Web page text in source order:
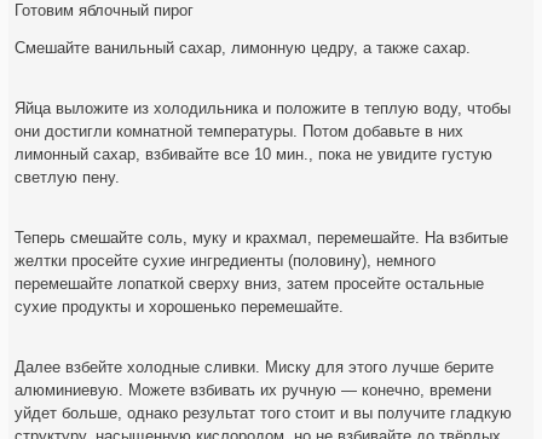
Готовим яблочный пирог
Смешайте ванильный сахар, лимонную цедру, а также сахар.
Яйца выложите из холодильника и положите в теплую воду, чтобы
они достигли комнатной температуры. Потом добавьте в них
лимонный сахар, взбивайте все 10 мин., пока не увидите густую
светлую пену.
Теперь смешайте соль, муку и крахмал, перемешайте. На взбитые
желтки просейте сухие ингредиенты (половину), немного
перемешайте лопаткой сверху вниз, затем просейте остальные
сухие продукты и хорошенько перемешайте.
Далее взбейте холодные сливки. Миску для этого лучше берите
алюминиевую. Можете взбивать их ручную — конечно, времени
уйдет больше, однако результат того стоит и вы получите гладкую